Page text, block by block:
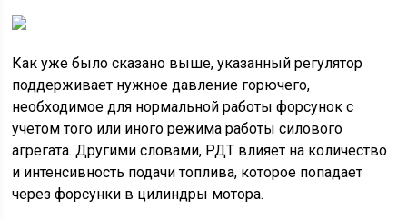
Как уже было сказано выше, указанный регулятор
поддерживает нужное давление горючего,
необходимое для нормальной работы форсунок с
учетом того или иного режима работы силового
агрегата. Другими словами, РДТ влияет на количество
и интенсивность подачи топлива, которое попадает
через форсунки в цилиндры мотора.